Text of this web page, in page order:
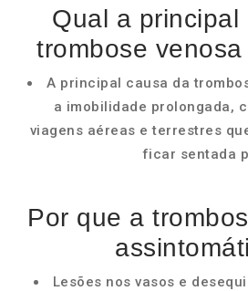
Qual a principal
trombose
A principal causa da
a imobilidade prolongada,
viagens aéreas e terrestres
ficar sentada
Por que a
Lesões nos vasos e